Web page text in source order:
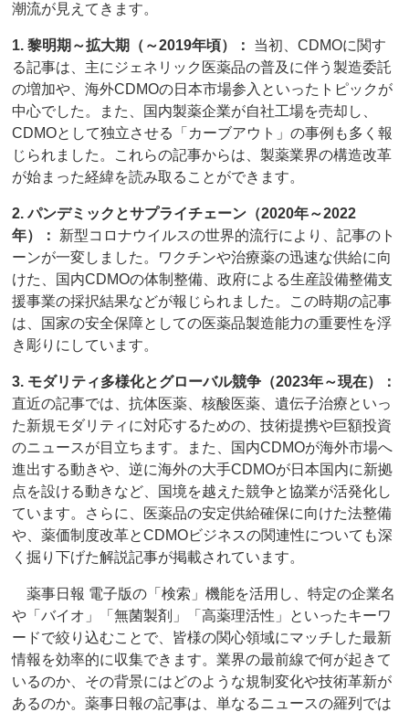
潮流が見えてきます。
1. 黎明期～拡大期（～2019年頃）： 当初、CDMOに関す
る記事は、主にジェネリック医薬品の普及に伴う製造委託
の増加や、海外CDMOの日本市場参入といったトピックが
中心でした。また、国内製薬企業が自社工場を売却し、
CDMOとして独立させる「カーブアウト」の事例も多く報
じられました。これらの記事からは、製薬業界の構造改革
が始まった経緯を読み取ることができます。
2. パンデミックとサプライチェーン（2020年～2022
年）： 新型コロナウイルスの世界的流行により、記事のト
ーンが一変しました。ワクチンや治療薬の迅速な供給に向
けた、国内CDMOの体制整備、政府による生産設備整備支
援事業の採択結果などが報じられました。この時期の記事
は、国家の安全保障としての医薬品製造能力の重要性を浮
き彫りにしています。
3. モダリティ多様化とグローバル競争（2023年～現在）：
直近の記事では、抗体医薬、核酸医薬、遺伝子治療といっ
た新規モダリティに対応するための、技術提携や巨額投資
のニュースが目立ちます。また、国内CDMOが海外市場へ
進出する動きや、逆に海外の大手CDMOが日本国内に新拠
点を設ける動きなど、国境を越えた競争と協業が活発化し
ています。さらに、医薬品の安定供給確保に向けた法整備
や、薬価制度改革とCDMOビジネスの関連性についても深
く掘り下げた解説記事が掲載されています。
薬事日報 電子版の「検索」機能を活用し、特定の企業名
や「バイオ」「無菌製剤」「高薬理活性」といったキーワ
ードで絞り込むことで、皆様の関心領域にマッチした最新
情報を効率的に収集できます。業界の最前線で何が起きて
いるのか、その背景にはどのような規制変化や技術革新が
あるのか。薬事日報の記事は、単なるニュースの羅列では